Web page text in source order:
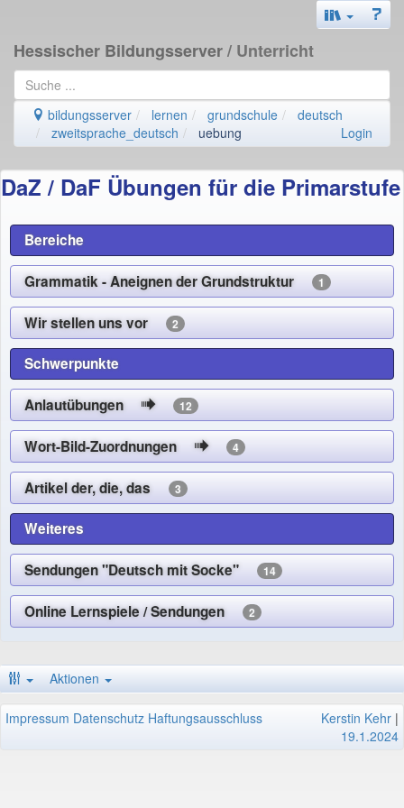
Hessischer Bildungsserver/ Unterricht
bildungsserver lernen grundschule
deutsch
zweitsprache_deutsch
uebung Login
DaZ / DaF Übungen für die Primarstufe
Bereiche
Grammatik - Aneignen der Grundstruktur 1
Wir stellen uns vor 2
Schwerpunkte
Anlautübungen 12
Wort-Bild-Zuordnungen 4
Artikel der, die, das 3
Weiteres
Sendungen "Deutsch mit Socke" 14
Online Lernspiele / Sendungen 2
Aktionen
Impressum Datenschutz Haftungsausschluss Kerstin Kehr |
19.1.2024